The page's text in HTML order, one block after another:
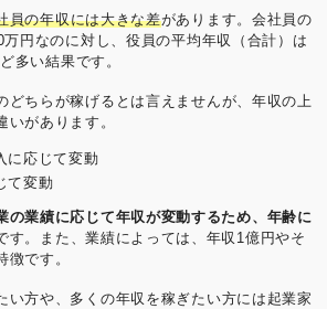
員の年収には大きな差があります。会社員の
円なのに対し、役員の平均年収（合計）は
多い結果です。
どちらが稼げるとは言えませんが、年収の上
があります。
に応じて変動
て変動
の業績に応じて年収が変動するため、年齢に
す。また、業績によっては、年収1億円やそ
です。
い方や、多くの年収を稼ぎたい方には起業家